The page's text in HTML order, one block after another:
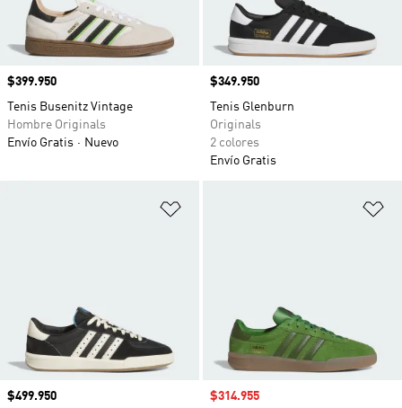
Precio
$399.950
Tenis Busenitz Vintage
Hombre Originals
Envío Gratis
Nuevo
Precio
$349.950
Tenis Glenburn
Originals
2 colores
Envío Gratis
Precio
$499.950
Precio de venta
$314.955